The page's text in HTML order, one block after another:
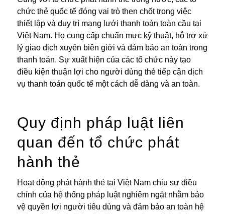
chức thẻ quốc tế đóng vai trò then chốt trong việc
thiết lập và duy trì mạng lưới thanh toán toàn cầu tại
Việt Nam. Họ cung cấp chuẩn mực kỹ thuật, hỗ trợ xử
lý giao dịch xuyên biên giới và đảm bảo an toàn trong
thanh toán. Sự xuất hiện của các tổ chức này tạo
điều kiện thuận lợi cho người dùng thẻ tiếp cận dịch
vụ thanh toán quốc tế một cách dễ dàng và an toàn.
Quy định pháp luật liên
quan đến tổ chức phát
hành thẻ
Hoạt động phát hành thẻ tại Việt Nam chịu sự điều
chỉnh của hệ thống pháp luật nghiêm ngặt nhằm bảo
vệ quyền lợi người tiêu dùng và đảm bảo an toàn hệ